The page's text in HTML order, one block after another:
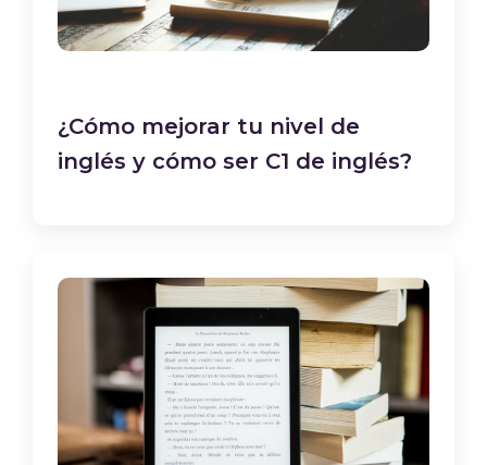
¿Cómo mejorar tu nivel de
inglés y cómo ser C1 de inglés?